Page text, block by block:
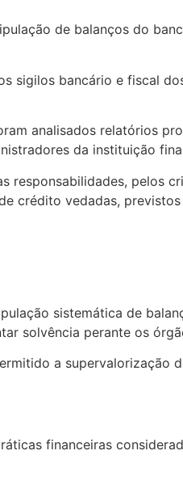
de balanços do
sigilos bancário e fiscal
analisados relatórios
da instituição
responsabilidades, pelos
crédito vedadas,
sistemática de
solvência perante os
a supervalorização
financeiras